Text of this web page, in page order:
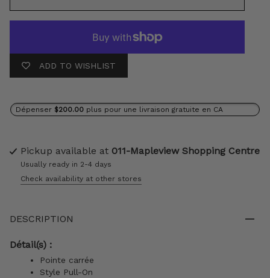
ADD TO WISHLIST
Dépenser $200.00 plus pour une livraison gratuite en CA
Pickup available at 011-Mapleview Shopping Centre
Usually ready in 2-4 days
Check availability at other stores
DESCRIPTION
Détail(s) :
Pointe carrée
Style Pull-On